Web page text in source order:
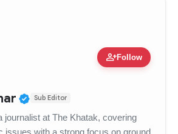
person_addFollow
Verified Public Figure •
Sub Editor
journalist at The Khatak, covering
issues with a strong focus on ground